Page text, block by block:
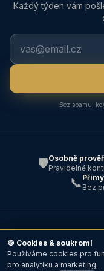
Každý týden vám
Bez spamu,
🛡️Osobně
Pravidelně
📞 Bez
© 2004–2026 ABC —
🍪 Cookies & soukromí
Používáme cookies pro
pro analytiku a marketing.